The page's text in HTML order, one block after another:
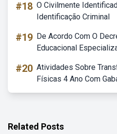
#18 O Civilmente
Identificação Criminal
#19 De Acordo Com O
Educacional
#20 Atividades Sobre
Físicas 4 Ano Com
Related Posts